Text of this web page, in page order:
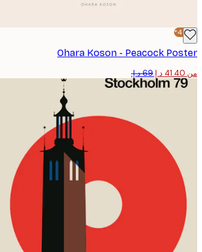
-40%*
Ohara Koson - Peacock Poster
من ‏41.40 د.إ.‏